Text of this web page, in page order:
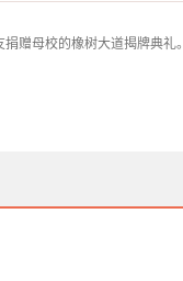
赠母校的橡树大道揭牌典礼。